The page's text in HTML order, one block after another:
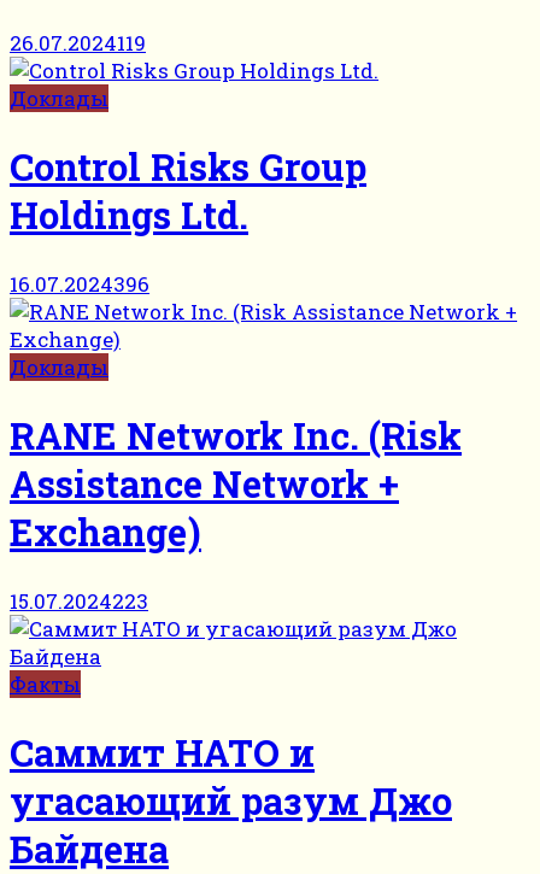
26.07.2024119
Доклады
Control Risks Group
Holdings Ltd.
16.07.2024396
Доклады
RANE Network Inc. (Risk
Assistance Network +
Exchange)
15.07.2024223
Факты
Саммит НАТО и
угасающий разум Джо
Байдена